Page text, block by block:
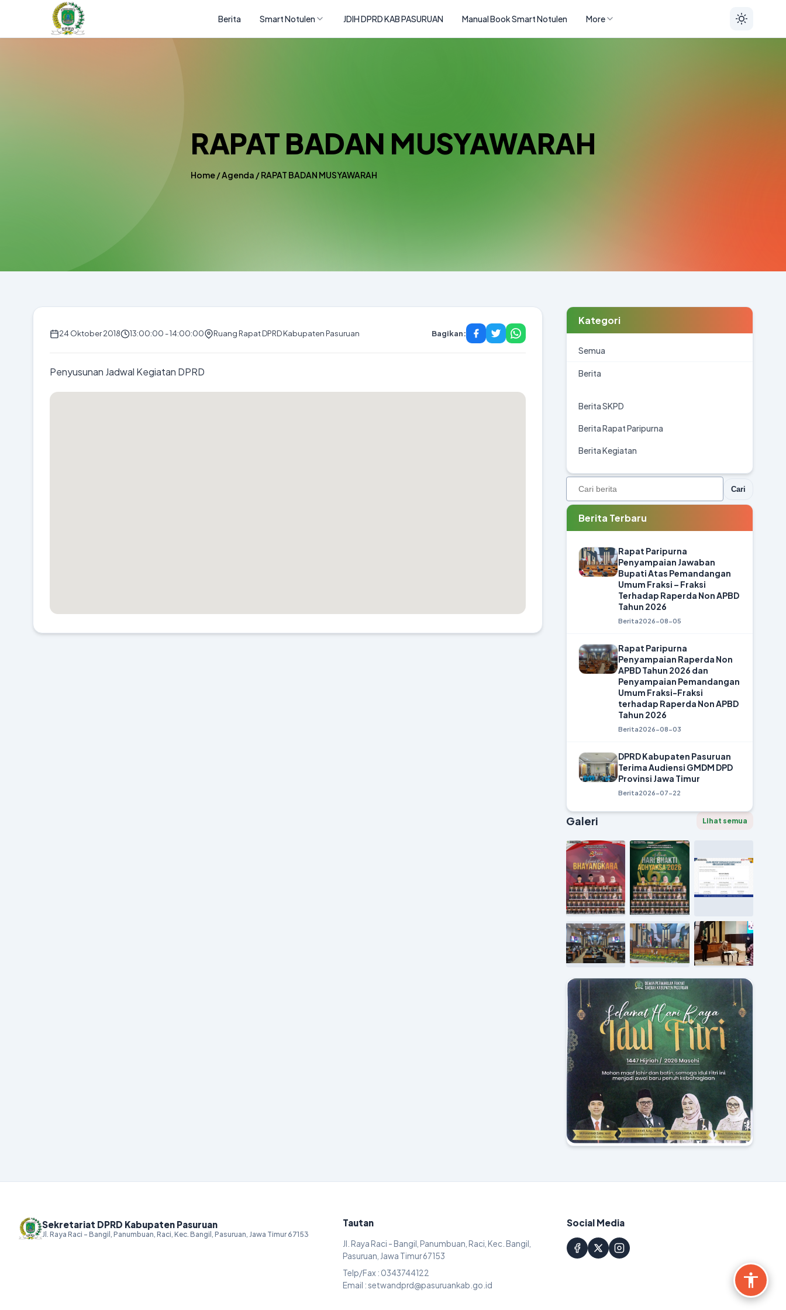
Berita Smart Notulen JDIH DPRD KAB PASURUAN Manual Book Smart Notulen More
RAPAT BADAN MUSYAWARAH
Home/Agenda /RAPAT BADAN MUSYAWARAH
24 Oktober 2018 13:00:00 - 14:00:00 Ruang Rapat DPRD Kabupaten Pasuruan Bagikan:
Penyusunan Jadwal Kegiatan DPRD
Kategori
Semua
Berita
Berita SKPD
Berita Rapat Paripurna
Berita Kegiatan
Cari
Berita Terbaru
Rapat Paripurna
Penyampaian Jawaban
Bupati Atas Pemandangan
Umum Fraksi – Fraksi
Terhadap Raperda Non APBD
Tahun 2026
Berita2026-08-05
Rapat Paripurna
Penyampaian Raperda Non
APBD Tahun 2026 dan
Penyampaian Pemandangan
Umum Fraksi-Fraksi
terhadap Raperda Non APBD
Tahun 2026
Berita2026-08-03
DPRD Kabupaten Pasuruan
Terima Audiensi GMDM DPD
Provinsi Jawa Timur
Berita2026-07-22
Galeri Lihat semua
Sekretariat DPRD Kabupaten Pasuruan
Jl. Raya Raci - Bangil, Panumbuan, Raci, Kec. Bangil, Pasuruan, Jawa Timur 67153
Tautan
Jl. Raya Raci - Bangil, Panumbuan, Raci, Kec. Bangil,
Pasuruan, Jawa Timur 67153
Telp/Fax : 0343744122
Email : setwandprd@pasuruankab.go.id
Social Media